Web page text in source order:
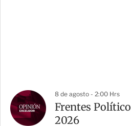
8 de agosto - 2:00 Hrs
Frentes
2026